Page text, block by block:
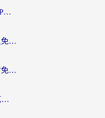
海外党必看：如何选对国内VPN，实现无缝访问国内资源？
海外党必看：加速器下载永久免费版真的存在吗？教你无缝访问国内资源的正确姿势
海外党自救指南：用一个小时免费加速器，轻松打破国内资源访问壁垒？
海外党必看：中国VPN免费真的靠谱吗？手把手教你选对回国加速器